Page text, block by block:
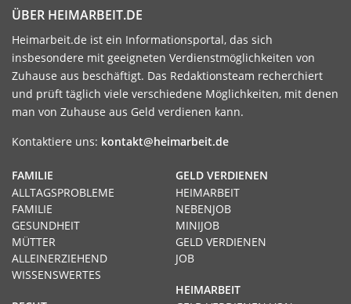
ÜBER HEIMARBEIT.DE
Heimarbeit.de ist ein Informationsportal, das sich
insbesondere mit geeigneten Verdienstmöglichkeiten von
Zuhause aus beschäftigt. Das Redaktionsteam recherchiert
und prüft täglich viele verschiedene Möglichkeiten, mit denen
man von Zuhause aus Geld verdienen kann.
Kontaktiere uns: kontakt@heimarbeit.de
GELD VERDIENEN
HEIMARBEIT
NEBENJOB
MINIJOB
GELD VERDIENEN
JOB
HEIMARBEIT
FAMILIE
ALLTAGSPROBLEME
FAMILIE
GESUNDHEIT
MÜTTER
ALLEINERZIEHEND
WISSENSWERTES